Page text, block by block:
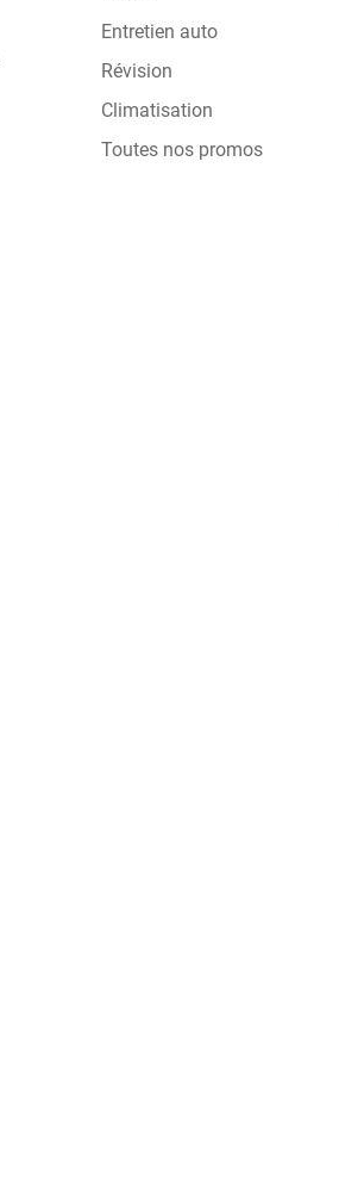
Entretien auto
Révision
Climatisation
Toutes nos promos